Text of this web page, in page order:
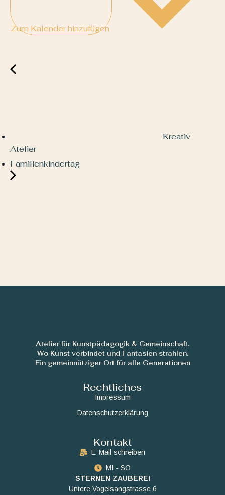
Zum Kalender hinzufügen
Kreativ
Atelier
Familienkindertag
Atelier für Kunstpädagogik & Gemeinschaft.
Wo Kunst verbindet und Fantasien strahlen.
Ein gemeinnütziger Ort für alle Generationen
Rechtliches
Impressum
Datenschutzerklärung
Kontakt
E-Mail schreiben
MI - SO
STERNEN ZAUBEREI
Untere Vogelsangstrasse 6